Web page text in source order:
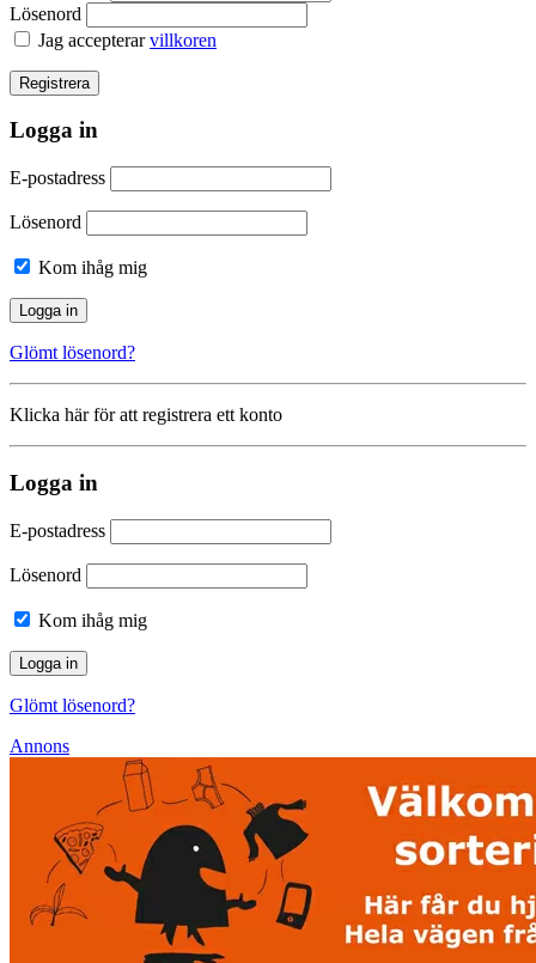
Lösenord
Jag accepterarvillkoren
Logga in
E-postadress
Lösenord
Kom ihåg mig
Glömt lösenord?
Klicka här för att registrera ett konto
Logga in
E-postadress
Lösenord
Kom ihåg mig
Glömt lösenord?
Annons